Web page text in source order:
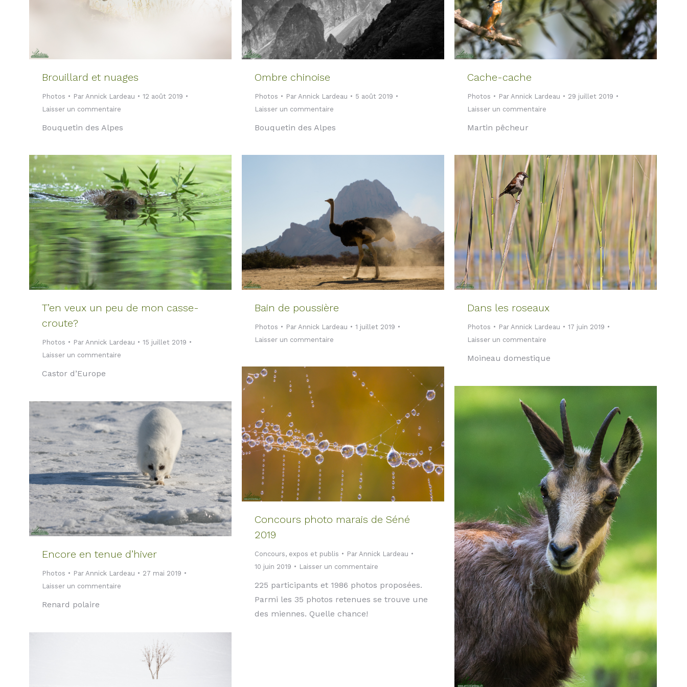
Brouillard et nuages
Photos Par Annick Lardeau
12 août 2019
Laisser un commentaire
Bouquetin des Alpes
Ombre chinoise
Photos Par Annick Lardeau
5 août 2019
Laisser un commentaire
Bouquetin des Alpes
Cache-cache
Photos Par Annick Lardeau
29 juillet 2019
Laisser un commentaire
Martin pêcheur
T’en veux un peu de mon casse-
croute?
Photos Par Annick Lardeau
15 juillet 2019
Laisser un commentaire
Castor d’Europe
Bain de poussière
Photos Par Annick Lardeau
1 juillet 2019
Laisser un commentaire
Dans les roseaux
Photos Par Annick Lardeau
17 juin 2019
Laisser un commentaire
Moineau domestique
Concours photo marais de Séné
2019
Concours, expos et publis Par Annick Lardeau
10 juin 2019
Laisser un commentaire
225 participants et 1986 photos proposées.
Parmi les 35 photos retenues se trouve une
des miennes. Quelle chance!
Encore en tenue d’hiver
Photos Par Annick Lardeau
27 mai 2019
Laisser un commentaire
Renard polaire